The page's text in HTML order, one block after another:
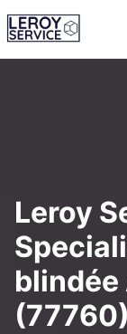
porte-blinde
Leroy
(77760)